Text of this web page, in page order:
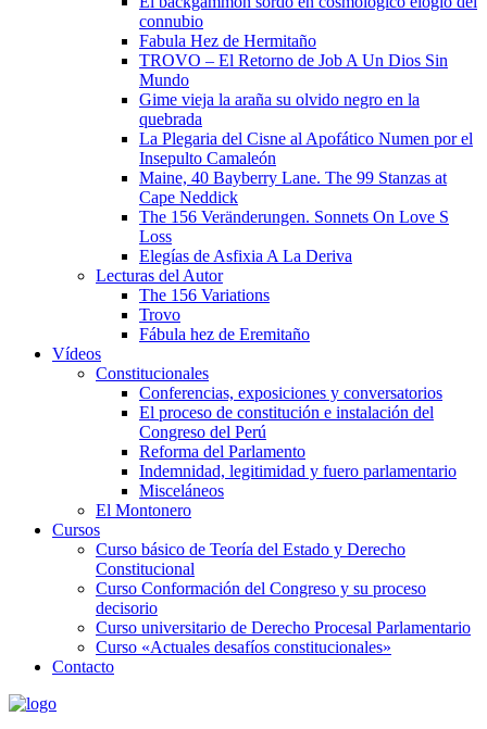
connubio
Fabula Hez de Hermitaño
TROVO – El Retorno de Job A Un Dios Sin
Mundo
Gime vieja la araña su olvido negro en la
quebrada
La Plegaria del Cisne al Apofático Numen por el
Insepulto Camaleón
Maine, 40 Bayberry Lane. The 99 Stanzas at
Cape Neddick
The 156 Veränderungen. Sonnets On Love S
Loss
Elegías de Asfixia A La Deriva
Lecturas del Autor
The 156 Variations
Trovo
Fábula hez de Eremitaño
Vídeos
Constitucionales
Conferencias, exposiciones y conversatorios
El proceso de constitución e instalación del
Congreso del Perú
Reforma del Parlamento
Indemnidad, legitimidad y fuero parlamentario
Misceláneos
El Montonero
Cursos
Curso básico de Teoría del Estado y Derecho
Constitucional
Curso Conformación del Congreso y su proceso
decisorio
Curso universitario de Derecho Procesal Parlamentario
Curso «Actuales desafíos constitucionales»
Contacto